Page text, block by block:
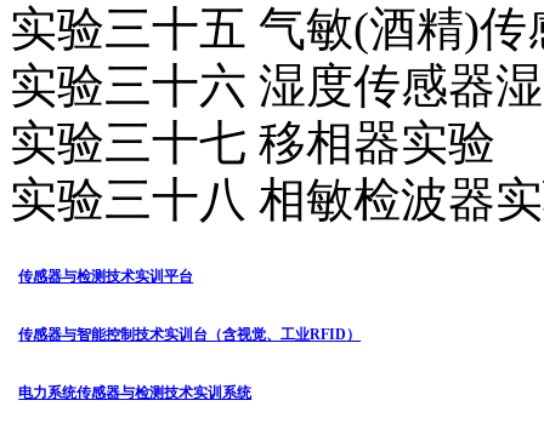
实验三十五 气敏(酒精)
实验三十六 湿度传感器
实验三十七 移相器实验
实验三十八 相敏检波器
传感器与检测技术实训平台
传感器与智能控制技术实训台（含视觉、工业RFID）
电力系统传感器与检测技术实训系统